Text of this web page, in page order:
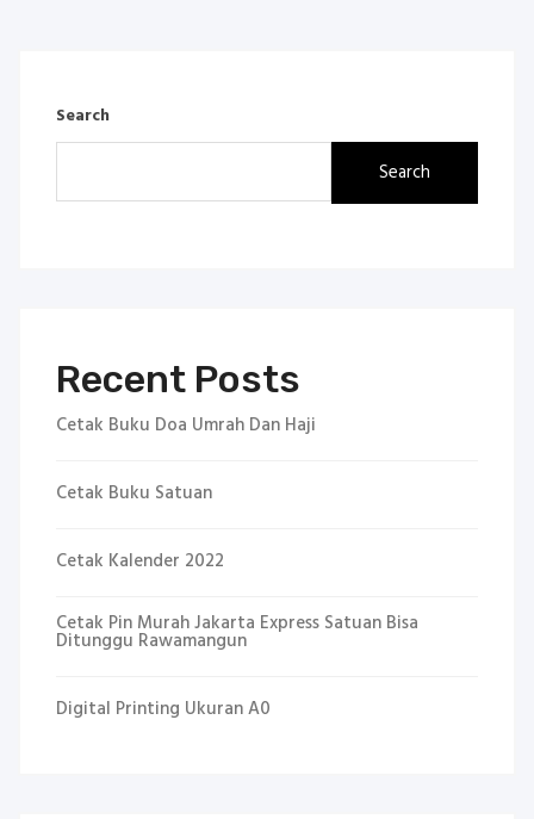
Search
Search
Recent Posts
Cetak Buku Doa Umrah Dan Haji
Cetak Buku Satuan
Cetak Kalender 2022
Cetak Pin Murah Jakarta Express Satuan Bisa
Ditunggu Rawamangun
Digital Printing Ukuran A0